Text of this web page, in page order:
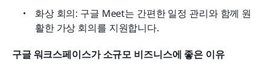
화상 회의: 구글 Meet는 간편한 일정 관리와 함께 원
활한 가상 회의를 지원합니다.
구글 워크스페이스가 소규모 비즈니스에 좋은 이유